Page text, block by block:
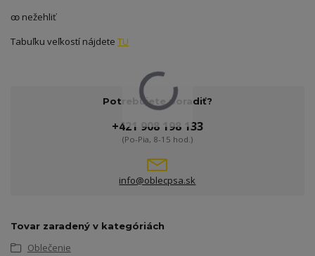
ꙭ nežehliť
Tabuľku veľkostí nájdete TU
Potrebujete poradiť?
+421 908 198 133
(Po-Pia, 8-15 hod.)
info@oblecpsa.sk
Tovar zaradený v kategóriách
Oblečenie